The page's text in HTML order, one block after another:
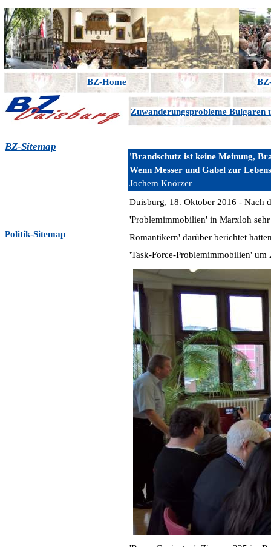
BZ-Home
BZ-Sitemap
Politik-Sitemap
Zuwanderungsprobleme Bulgaren
'Brandschutz ist keine Meinung,
Wenn Messer und Gabel zur
Jochem Knörzer
Duisburg, 18. Oktober 2016 - Nach
'Problemimmobilien' in Marxloh
Romantikern' darüber berichtet
'Task-Force-Problemimmobilien' um